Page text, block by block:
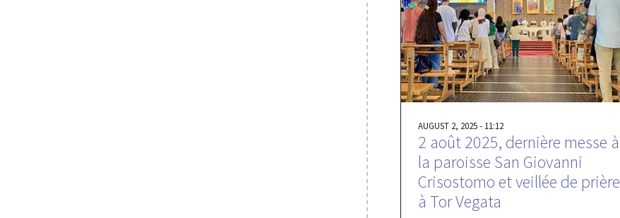
AUGUST 2, 2025 - 11:12
2 août 2025, dernière messe à
la paroisse San Giovanni
Crisostomo et veillée de prière
à Tor Vegata